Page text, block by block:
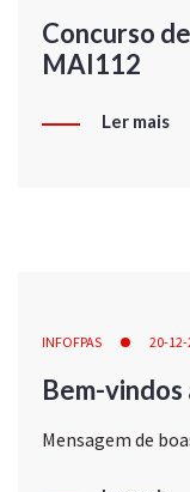
Concurso
MAI112
Ler mais
INFOFPAS 20-
Bem-vindos
Mensagem de